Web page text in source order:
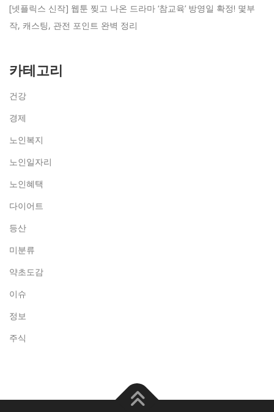
[넷플릭스 신작] 웹툰 찢고 나온 드라마 ‘참교육’ 방영일 확정! 몇부
작, 캐스팅, 관전 포인트 완벽 정리
카테고리
건강
경제
노인복지
노인일자리
노인혜택
다이어트
등산
미분류
약초도감
이슈
정보
주식